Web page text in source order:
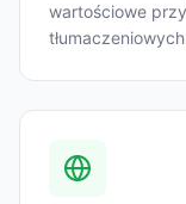
wartościowe